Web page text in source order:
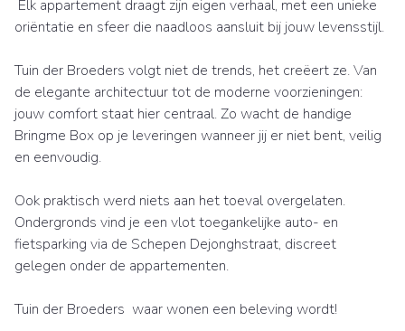
Elk appartement draagt zijn eigen verhaal, met een unieke
oriëntatie en sfeer die naadloos aansluit bij jouw levensstijl.
Tuin der Broeders volgt niet de trends, het creëert ze. Van
de elegante architectuur tot de moderne voorzieningen:
jouw comfort staat hier centraal. Zo wacht de handige
Bringme Box op je leveringen wanneer jij er niet bent, veilig
en eenvoudig.
Ook praktisch werd niets aan het toeval overgelaten.
Ondergronds vind je een vlot toegankelijke auto- en
fietsparking via de Schepen Dejonghstraat, discreet
gelegen onder de appartementen.
Tuin der Broeders waar wonen een beleving wordt!